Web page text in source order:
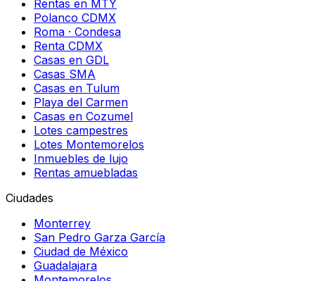
Rentas en MTY
Polanco CDMX
Roma · Condesa
Renta CDMX
Casas en GDL
Casas SMA
Casas en Tulum
Playa del Carmen
Casas en Cozumel
Lotes campestres
Lotes Montemorelos
Inmuebles de lujo
Rentas amuebladas
Ciudades
Monterrey
San Pedro Garza García
Ciudad de México
Guadalajara